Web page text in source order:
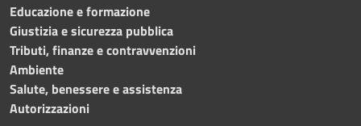
Educazione e formazione
Giustizia e sicurezza pubblica
Tributi, finanze e contravvenzioni
Ambiente
Salute, benessere e assistenza
Autorizzazioni